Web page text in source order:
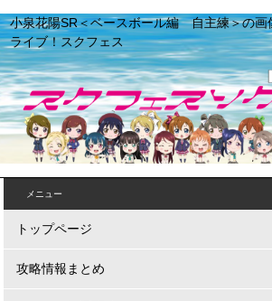
小泉花陽SR＜ベースボール編 自主練＞の
ライブ！スクフェス
メニュー
トップページ
攻略情報まとめ